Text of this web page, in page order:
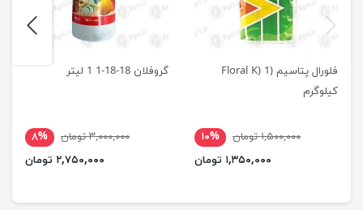
فلورال پتاسیم (Floral K) 1
کیلوگرم
۱,۵۰۰,۰۰۰ تومان
۱۰%
۱,۳۵۰,۰۰۰ تومان
گروفلان 18-18-1 1 لیتر
۳,۰۰۰,۰۰۰ تومان
۸%
۲,۷۵۰,۰۰۰ تومان
previus